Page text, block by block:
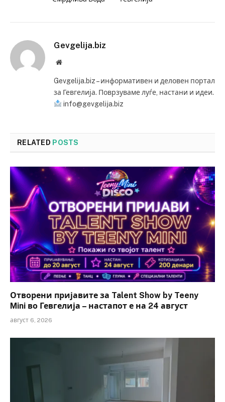
Gevgelija.biz
Website
Gevgelija.biz – информативен и деловен портал
за Гевгелија. Поврзуваме луѓе, настани и идеи.
info@gevgelija.biz
RELATED POSTS
Отворени пријавите за Talent Show by Teeny
Mini во Гевгелија – настапот е на 24 август
август 6, 2026